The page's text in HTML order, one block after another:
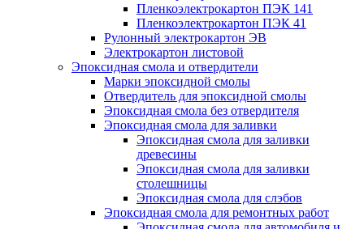
Пленкоэлектрокартон ПЭК 141
Пленкоэлектрокартон ПЭК 41
Рулонный электрокартон ЭВ
Электрокартон листовой
Эпоксидная смола и отвердители
Марки эпоксидной смолы
Отвердитель для эпоксидной смолы
Эпоксидная смола без отвердителя
Эпоксидная смола для заливки
Эпоксидная смола для заливки
древесины
Эпоксидная смола для заливки
столешницы
Эпоксидная смола для слэбов
Эпоксидная смола для ремонтных работ